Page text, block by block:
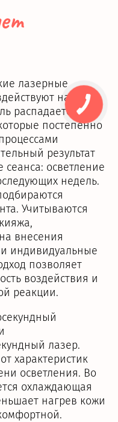
лазерные
на
распадается на
постепенно
результат
сеанса: осветление
недель.
Учитываются
внесения
индивидуальные
позволяет
воздействия и
реакции.
лазер.
характеристик
осветления. Во
охлаждающая
нагрев кожи